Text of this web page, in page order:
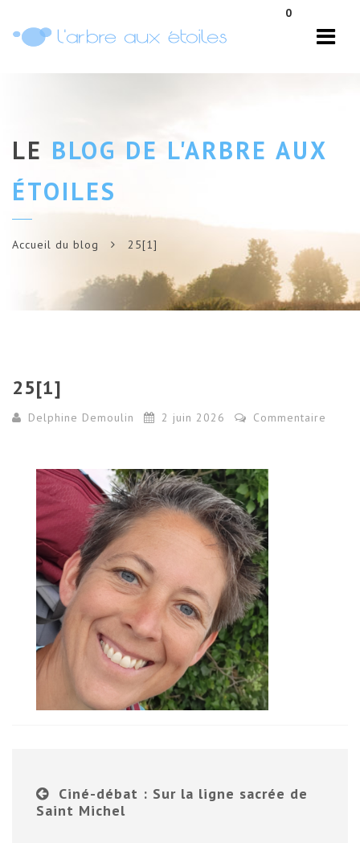
0
LE BLOG DE L'ARBRE AUX
ÉTOILES
Accueil du blog 25[1]
25[1]
Delphine Demoulin 2 juin 2026 Commentaire
Ciné-débat : Sur la ligne sacrée de
Saint Michel